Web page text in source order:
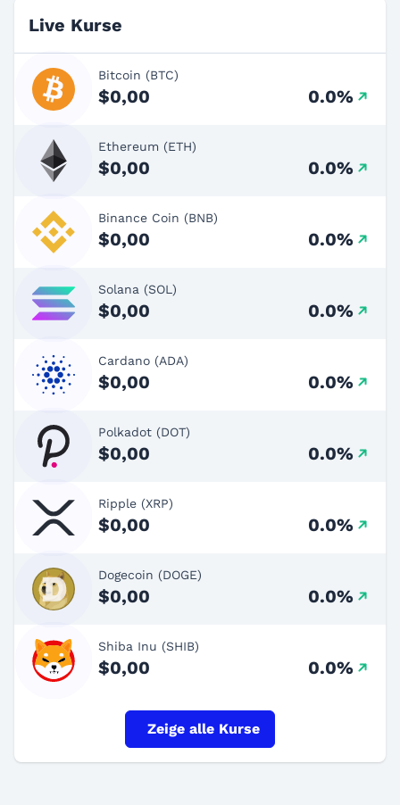
Live Kurse
Bitcoin (BTC)
$0,00 0.0%
Ethereum (ETH)
$0,00 0.0%
Binance Coin (BNB)
$0,00 0.0%
Solana (SOL)
$0,00 0.0%
Cardano (ADA)
$0,00 0.0%
Polkadot (DOT)
$0,00 0.0%
Ripple (XRP)
$0,00 0.0%
Dogecoin (DOGE)
$0,00 0.0%
Shiba Inu (SHIB)
$0,00 0.0%
Zeige alle Kurse